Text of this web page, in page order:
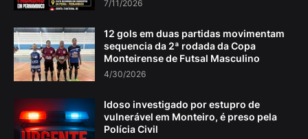
7/11/2026
12 gols em duas partidas movimentam
sequencia da 2ª rodada da Copa
Monteirense de Futsal Masculino
4/30/2026
Idoso investigado por estupro de
vulnerável em Monteiro, é preso pela
Polícia Civil